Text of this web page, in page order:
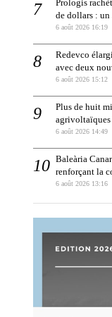
Prologis
de dollars :
6 août 2026 16:19
Redevco
avec deux
6 août 2026 15:12
Plus de huit
agrivoltaïques
6 août 2026 14:49
Baleària
renforçant la
6 août 2026 13:16